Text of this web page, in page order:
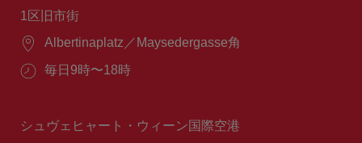
1区旧市街
場
Albertinaplatz／Maysedergasse角
営
間：
毎日9時〜18時
シュヴェヒャート・ウィーン国際空港